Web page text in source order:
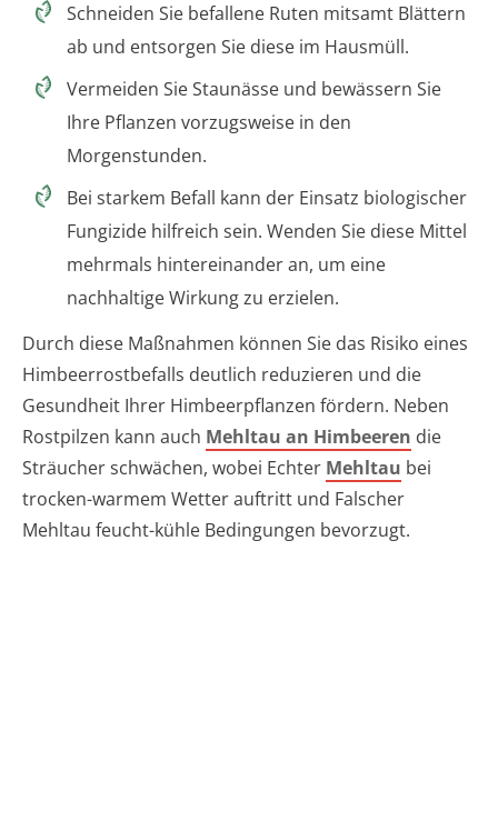
Schneiden Sie befallene Ruten mitsamt Blättern
ab und entsorgen Sie diese im Hausmüll.
Vermeiden Sie Staunässe und bewässern Sie
Ihre Pflanzen vorzugsweise in den
Morgenstunden.
Bei starkem Befall kann der Einsatz biologischer
Fungizide hilfreich sein. Wenden Sie diese Mittel
mehrmals hintereinander an, um eine
nachhaltige Wirkung zu erzielen.
Durch diese Maßnahmen können Sie das Risiko eines
Himbeerrostbefalls deutlich reduzieren und die
Gesundheit Ihrer Himbeerpflanzen fördern. Neben
Rostpilzen kann auch Mehltau an Himbeeren die
Sträucher schwächen, wobei Echter Mehltau bei
trocken-warmem Wetter auftritt und Falscher
Mehltau feucht-kühle Bedingungen bevorzugt.